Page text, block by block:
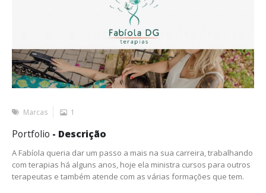
Marcas 1
Portfolio - Descrição
A Fabíola queria dar um passo a mais na sua carreira, trabalhando
com terapias há alguns anos, hoje ela ministra cursos para outros
terapeutas e também atende com as várias formações que tem.